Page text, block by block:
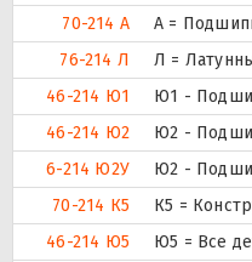
70-214 А
А =
76-214 Л
Л =
46-214 Ю1
Ю1 -
46-214 Ю2
Ю2 -
6-214 Ю2У
Ю2 -
70-214 К5
К5 =
46-214 Ю5
Ю5 = Все